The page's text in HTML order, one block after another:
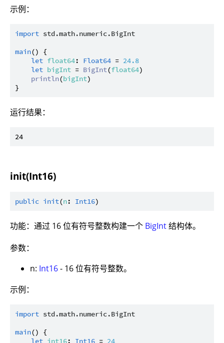
示例：
import std.math.numeric.BigInt
main() {
let float64: Float64 = 24.8
let bigInt = BigInt(float64)
println(bigInt)
运行结果：
init(Int16)
public init(n: Int16
功能：通过 16 位有符号整数构建一个 BigInt结构体。
参数：
n: Int16- 16 位有符号整数。
示例：
import std.math.numeric.BigInt
main() {
let int16: Int16 = 24